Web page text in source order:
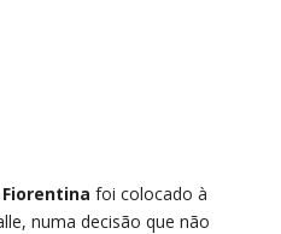
Fiorentina foi colocado à
numa decisão que não